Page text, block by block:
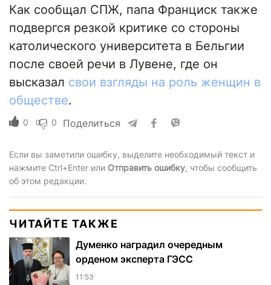
Как сообщал СПЖ, папа Франциск также
подвергся резкой критике со стороны
католического университета в Бельгии
после своей речи в Лувене, где он
высказал свои взгляды на роль женщин в
обществе.
0 0 Поделиться
Если вы заметили ошибку, выделите необходимый текст и
нажмите Ctrl+Enter или Отправить ошибку, чтобы сообщить
об этом редакции.
ЧИТАЙТЕ ТАКЖЕ
Думенко наградил очередным
орденом эксперта ГЭСС
11:53